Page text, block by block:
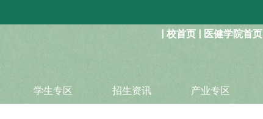
| 校首页 | 医健学院首页
学生专区 招生资讯 产业专区